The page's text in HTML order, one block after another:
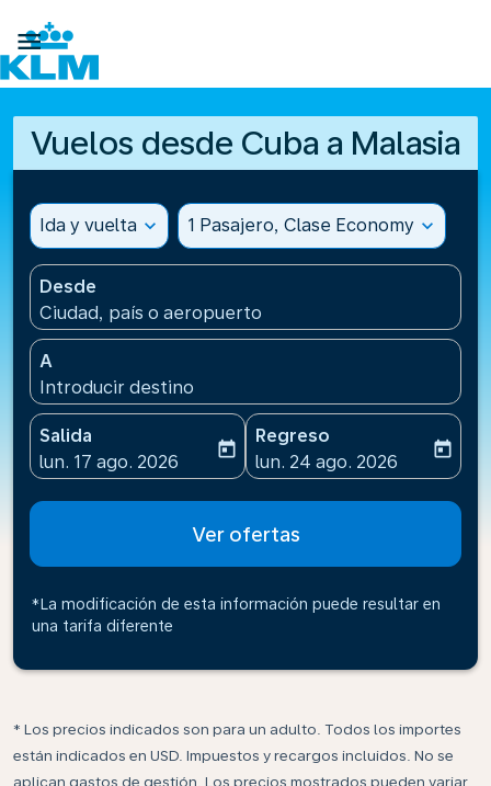

Vuelos desde Cuba a Malasia
Ida y vuelta expand_more 1 Pasajero, Clase Economy expand_more
Desde
Ciudad, país o aeropuerto
A
Introducir destino
Salida
fc-booking-departure-date-aria-label
lun. 17 ago. 2026
today
Regreso
fc-booking-return-date-
lun. 24 ago. 2026
today
Ver ofertas
*La modificación de esta información puede resultar en
una tarifa diferente
* Los precios indicados son para un adulto. Todos los importes
están indicados en USD. Impuestos y recargos incluidos. No se
aplican gastos de gestión. Los precios mostrados pueden variar